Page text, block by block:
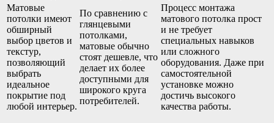
Матовые
потолки имеют
обширный
выбор цветов и
текстур,
позволяющий
выбрать
идеальное
покрытие под
любой интерьер.
По сравнению с
глянцевыми
потолками,
матовые обычно
стоят дешевле, что
делает их более
доступными для
широкого круга
потребителей.
Процесс монтажа
матового потолка прост
и не требует
специальных навыков
или сложного
оборудования. Даже при
самостоятельной
установке можно
достичь высокого
качества работы.